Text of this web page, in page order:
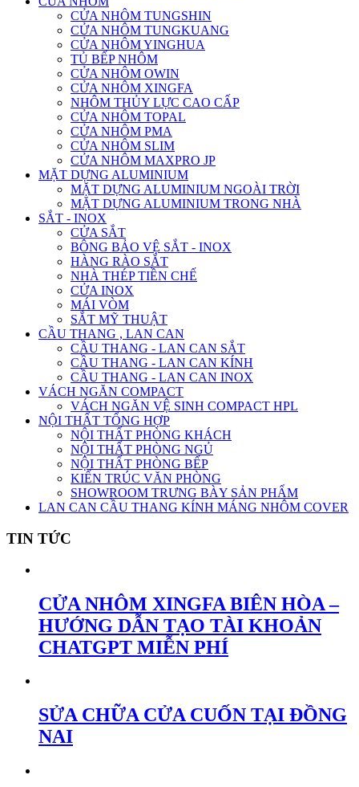
CỬA NHÔM TUNGSHIN
CỬA NHÔM TUNGKUANG
CỬA NHÔM YINGHUA
TỦ BẾP NHÔM
CỬA NHÔM OWIN
CỬA NHÔM XINGFA
NHÔM THỦY LỰC CAO CẤP
CỬA NHÔM TOPAL
CỬA NHÔM PMA
CỬA NHÔM SLIM
CỬA NHÔM MAXPRO JP
MẶT DỰNG ALUMINIUM
MẶT DỰNG ALUMINIUM NGOÀI TRỜI
MẶT DỰNG ALUMINIUM TRONG NHÀ
SẮT - INOX
CỬA SẮT
BÔNG BẢO VỆ SẮT - INOX
HÀNG RÀO SẮT
NHÀ THÉP TIỀN CHẾ
CỬA INOX
MÁI VÒM
SẮT MỸ THUẬT
CẦU THANG , LAN CAN
CẦU THANG - LAN CAN SẮT
CẦU THANG - LAN CAN KÍNH
CẦU THANG - LAN CAN INOX
VÁCH NGĂN COMPACT
VÁCH NGĂN VỆ SINH COMPACT HPL
NỘI THẤT TỔNG HỢP
NỘI THẤT PHÒNG KHÁCH
NỘI THẤT PHÒNG NGỦ
NỘI THẤT PHÒNG BẾP
KIẾN TRÚC VĂN PHÒNG
SHOWROOM TRƯNG BÀY SẢN PHẨM
LAN CAN CẦU THANG KÍNH MÁNG NHÔM COVER
TIN TỨC
CỬA NHÔM XINGFA BIÊN HÒA –
HƯỚNG DẪN TẠO TÀI KHOẢN
CHATGPT MIỄN PHÍ
SỬA CHỮA CỬA CUỐN TẠI ĐỒNG
NAI